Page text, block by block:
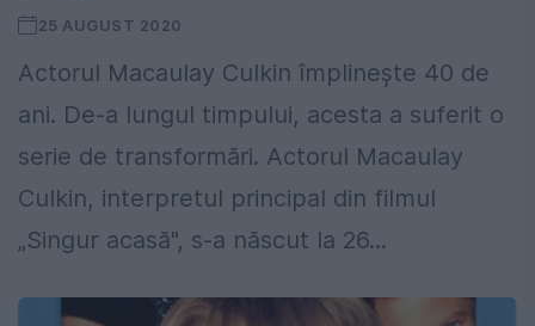
25 AUGUST 2020
Actorul Macaulay Culkin împlinește 40 de
ani. De-a lungul timpului, acesta a suferit o
serie de transformări. Actorul Macaulay
Culkin, interpretul principal din filmul
„Singur acasă", s-a născut la 26...